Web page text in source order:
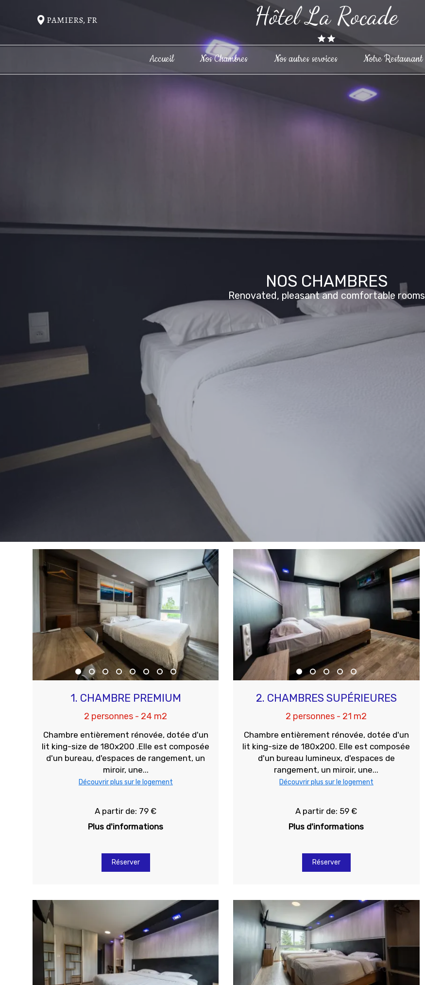
PAMIERS, FR Hôtel La Rocade
Accueil Nos Chambres Nos autres services Notre Restaurant
NOS CHAMBRES
Renovated, pleasant and comfortable rooms
1. CHAMBRE PREMIUM
2 personnes - 24 m2
Chambre entièrement rénovée, dotée d'un
lit king-size de 180x200 .Elle est composée
d'un bureau, d'espaces de rangement, un
miroir, une...
Découvrir plus sur le logement
A partir de: 79 €
Plus d'informations
Réserver
2. CHAMBRES SUPÉRIEURES
2 personnes - 21 m2
Chambre entièrement rénovée, dotée d'un
lit king-size de 180x200. Elle est composée
d'un bureau lumineux, d'espaces de
rangement, un miroir, une...
Découvrir plus sur le logement
A partir de: 59 €
Plus d'informations
Réserver